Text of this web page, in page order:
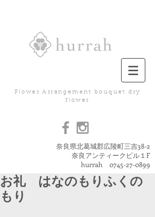
Flower Arrangement bouquet dry
flower
奈良県北葛城郡広陵町三吉38-2
奈良アンティークビル１F
hurrah 0745-27-0899
お礼 はなのもりふくの
もり